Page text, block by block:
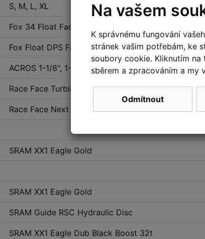
S, M, L, XL
Fox 34 Float Factory 130 FIT4 3-Pos-Adj QR15x110
Fox Float DPS Factory 3-Position Adjust Evol
ACROS 1-1/8", 1-1/2" Integrated
Race Face Turbine 35mm interface
Race Face Next 35 10mm Rise 760mm
SRAM XX1 Eagle Gold
SRAM XX1 Eagle Gold
SRAM Guide RSC Hydraulic Disc
SRAM XX1 Eagle Dub Black Boost 32t
Na vašem
K správnému fungování
stránek vašim potřebám, ke
soubory cookie. Kliknutím na
sběrem a zpracováním a my
Odmítnout